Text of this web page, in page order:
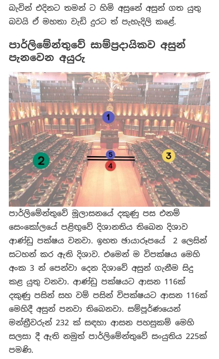
බැවින් එදිනට තමන් ට හිමි අසුනේ අසුන් ගත යුතු
බවයි ඒ මහතා වැඩි දුරට ත් පැහැදිලි කළේ.
පාර්ලිමේන්තුවේ සාම්ප්‍රදායිකව අසුන්
පැනවෙන අයුරු
පාර්ලිමේන්තුවේ මූලාසනයේ දකුණු පස එනම්
සෙංකෝලයේ පළිඟුවේ දිශානතිය තිබෙන දිශාව
ආණ්ඩු පක්ෂය වනවා. ඉහත ඡායාරූපයේ ‍ 2 ‍ලෙසින්
සටහන් කර ඇති දිශාව. එමෙන් ම විපක්ෂය මෙහි
අංක 3 න් පෙන්වා දෙන දිශාවේ අසුන් ගැනීම සිදු
කළ යුතු වනවා. ආණ්ඩු පක්ෂයට ආසන 116ක්
දකුණු පසින් සහ වම් පසින් විපක්ෂයට ආසන 116ක්
මෙහිදී අසුන් පනවා තිබෙනවා. සම්පූර්ණයෙන්
මන්ත්‍රීවරුන් 232 ක් සඳහා ආසන පහසුකම් මෙහි
සලසා දී ඇති නමුත් පාර්ලිමේන්තුවේ සංයුතිය 225ක්
පමණි.